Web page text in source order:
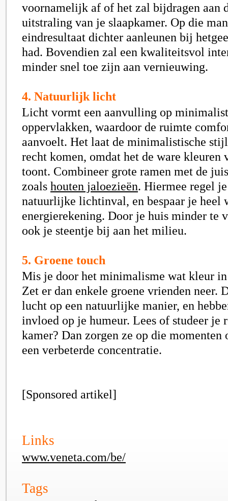
voornamelijk af of het zal bijdragen aan
uitstraling van je slaapkamer. Op die
eindresultaat dichter aanleunen bij
had. Bovendien zal een kwaliteitsvol
minder snel toe zijn aan vernieuwing.
4. Natuurlijk licht
Licht vormt een aanvulling op
oppervlakken, waardoor de ruimte
aanvoelt. Het laat de minimalistische
recht komen, omdat het de ware kleuren
toont. Combineer grote ramen met de
zoals houten jaloezieën. Hiermee regel
natuurlijke lichtinval, en bespaar je heel
energierekening. Door je huis minder te
ook je steentje bij aan het milieu.
5. Groene touch
Mis je door het minimalisme wat kleur
Zet er dan enkele groene vrienden neer.
lucht op een natuurlijke manier, en
invloed op je humeur. Lees of studeer je
kamer? Dan zorgen ze op die momenten
een verbeterde concentratie.
[Sponsored artikel]
Links
www.veneta.com/be/
Tags